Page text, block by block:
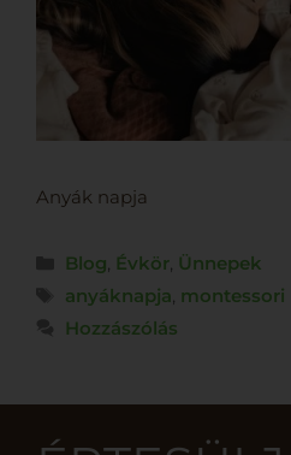
Anyák napja
Blog, Évkör, Ünnepek
anyáknapja, montessori
Hozzászólás